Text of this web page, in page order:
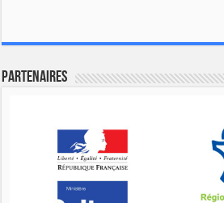
Partenaires